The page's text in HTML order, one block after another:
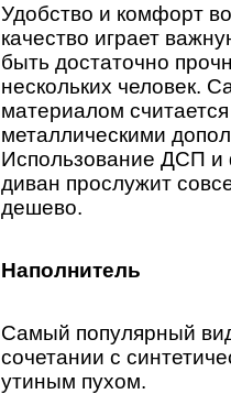
Удобство и комфорт
качество играет
быть достаточно
нескольких человек.
материалом
металлическими
Использование ДСП и
диван прослужит
дешево.
Наполнитель
Самый популярный
сочетании с
утиным пухом.